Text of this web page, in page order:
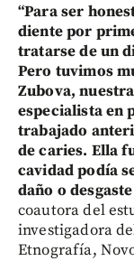
“Para ser
diente por
tratarse de un
Pero tuvimos
Zubova,
especialista en
trabajado
de caries. Ella
cavidad podía
daño o
coautora del
investigadora
Etnografía,